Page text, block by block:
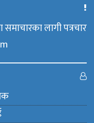
लागी पत्रचार